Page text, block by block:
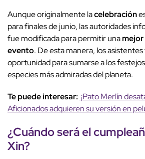
Aunque originalmente lacelebración
para finales de junio, las autoridades
fue modificada para permitir una
evento. De esta manera, los
oportunidad para sumarse a los
especies más admiradas del planeta.
Te puede interesar: ¡Pato Merlín
Aficionados adquieren su versión en
¿Cuándo será el
Xin?